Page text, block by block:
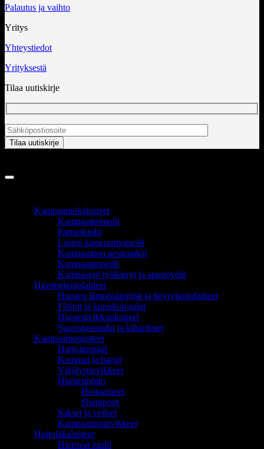
Palautus ja vaihto
Yritys
Yhteystiedot
Yrityksestä
Tilaa uutiskirje
Kampaamokalusteet
Kampaamotuolit
Parturituolit
Lasten kampaamotuolit
Kampaamon pesupaikat
Kampaamopeilit
Kampaajan työkärryt ja apupöydät
Hiustenhoitolaitteet
Hiusten lämpösäteilijät ja höyryhoitolaitteet
Föönit ja kupukuivaajat
Hiustenleikkuukoneet
Suoristusraudat ja kihartimet
Kampaamotuotteet
Harjoituspäät
Kammat ja harjat
Värjäystarvikkeet
Hiustenhoito
Hoitoaineet
Shampoot
Sakset ja veitset
Kampaamotarvikkeet
Hoitolakalusteet
Hierovat tuolit